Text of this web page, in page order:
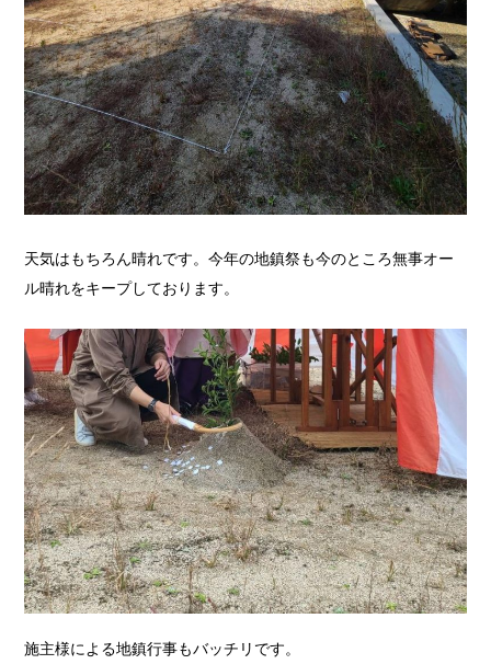
天気はもちろん晴れです。今年の地鎮祭も今のところ無事オー
ル晴れをキープしております。
施主様による地鎮行事もバッチリです。